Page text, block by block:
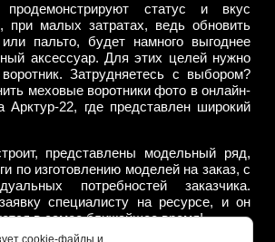
статус и вкус
при малых затратах, ведь обновить
пальто, будет намного выгоднее
аксессуар. Для этих целей нужно
Затрудняетесь с выбором?
меховые воротники фото в онлайн-
Арктур-22, где представлен широкий
представлены модельный ряд,
по изготовлению моделей на заказ, с
потребностей заказчика.
специалисту на ресурсе, и он
в самое ближайшее время!
cookie-файлы и